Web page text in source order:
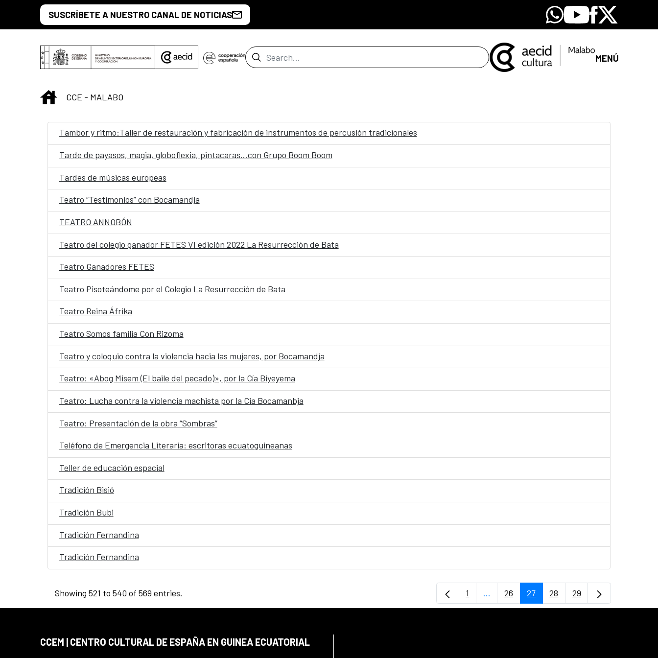
Skip to Main ContentSUSCRÍBETE A NUESTRO CANAL DE NOTICIAS Whatsapp
YoutubeFacebook
X
Search Bar MENÚ
INICIO
CCE - MALABO
Tambor y ritmo:Taller de restauración y fabricación de instrumentos de percusión tradicionales
Tarde de payasos, magia, globoflexia, pintacaras…con Grupo Boom Boom
Tardes de músicas europeas
Teatro “Testimonios” con Bocamandja
TEATRO ANNOBÓN
Teatro del colegio ganador FETES VI edición 2022 La Resurrección de Bata
Teatro Ganadores FETES
Teatro Pisoteándome por el Colegio La Resurrección de Bata
Teatro Reina Áfrika
Teatro Somos familia Con Rizoma
Teatro y coloquio contra la violencia hacia las mujeres, por Bocamandja
Teatro: «Abog Misem (El baile del pecado)», por la Cía Biyeyema
Teatro: Lucha contra la violencia machista por la Cia Bocamanbja
Teatro: Presentación de la obra “Sombras”
Teléfono de Emergencia Literaria: escritoras ecuatoguineanas
Teller de educación espacial
Tradición Bisió
Tradición Bubi
Tradición Fernandina
Tradición Fernandina
Showing 521 to 540 of 569 entries. Page
1 ...Intermediate Pages Use TAB to navigate.
Page
26 Page
27 Page
28 Page
29
CCEM | CENTRO CULTURAL DE ESPAÑA EN GUINEA ECUATORIAL